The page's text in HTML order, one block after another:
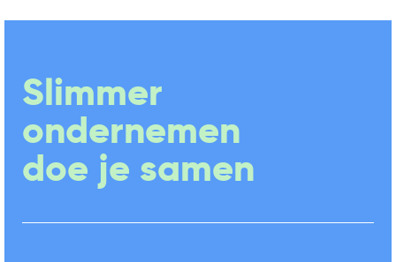
Slimmer
ondernemen
doe je samen